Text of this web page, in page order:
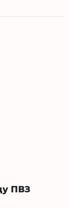
ПВЗ